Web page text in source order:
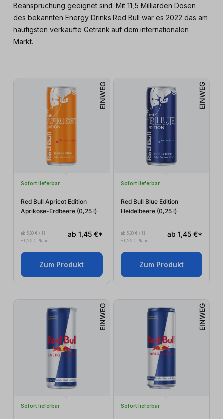
Beanspruchung geeignet sind. Mit 11,5 Milliarden Dosen
des bekannten Energy Drinks Red Bull war es 2022 das am
häufigsten verkaufte Getränk auf dem internationalen
Markt.
EINWEG
Sofort lieferbar
Red Bull Apricot Edition
Aprikose-Erdbeere (0,25 l)
ab 5,80 € / 1 l
+ 0,25 € Pfand
ab 1,45 €*
Zum Produkt
EINWEG
Sofort lieferbar
Red Bull Blue Edition
Heidelbeere (0,25 l)
ab 5,80 € / 1 l
+ 0,25 € Pfand
ab 1,45 €*
Zum Produkt
EINWEG
Sofort lieferbar
EINWEG
Sofort lieferbar